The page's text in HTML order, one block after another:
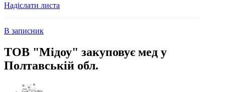
Надіслати листа
В записник
ТОВ "Мідоу" закуповує мед у
Полтавській обл.